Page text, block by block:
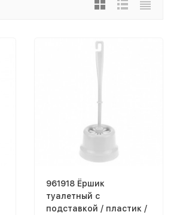
961918 Ёршик
туалетный с
подставкой / пластик /